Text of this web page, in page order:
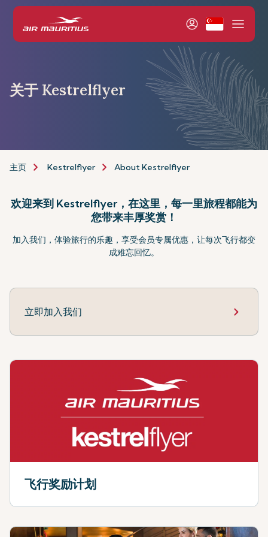
关于 Kestrelflyer
主页 Kestrelflyer About Kestrelflyer
欢迎来到 Kestrelflyer，在这里，每一里旅程都能为
您带来丰厚奖赏！
加入我们，体验旅行的乐趣，享受会员专属优惠，让每次飞行都变
成难忘回忆。
立即加入我们
飞行奖励计划